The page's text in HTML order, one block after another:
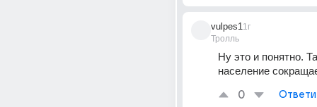
vulpes1
Тролль
1г
Ну это и понятно.
население
0